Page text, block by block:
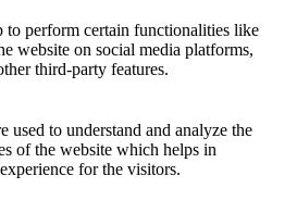
to perform certain functionalities like
website on social media platforms,
third-party features.
used to understand and analyze the
of the website which helps in
for the visitors.